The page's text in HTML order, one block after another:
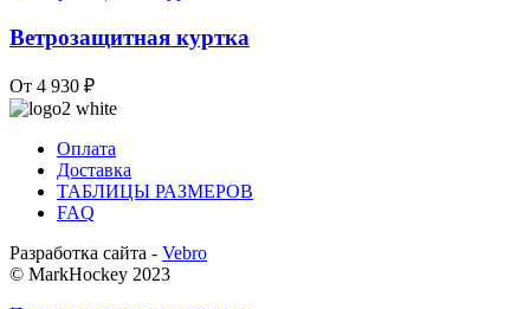
Ветрозащитная куртка
От 4 930 ₽
Оплата
Доставка
ТАБЛИЦЫ РАЗМЕРОВ
FAQ
Разработка сайта - Vebro
© MarkHockey 2023